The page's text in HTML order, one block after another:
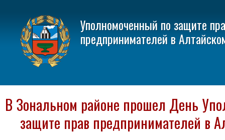
Уполномоченный по защите
предпринимателей в
В Зональном районе прошел День
защите прав предпринимателей в